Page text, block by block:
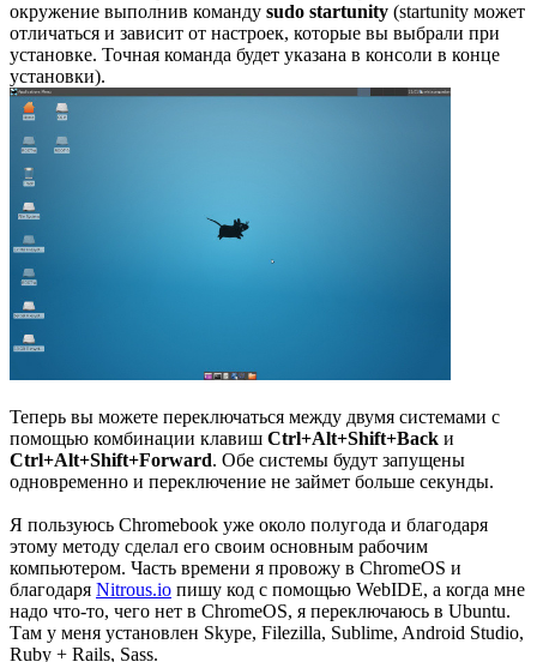
окружение выполнив команду sudo startunity (startunity может
отличаться и зависит от настроек, которые вы выбрали при
установке. Точная команда будет указана в консоли в конце
установки).
Теперь вы можете переключаться между двумя системами с
помощью комбинации клавиш Ctrl+Alt+Shift+Back и
Ctrl+Alt+Shift+Forward. Обе системы будут запущены
одновременно и переключение не займет больше секунды.
Я пользуюсь Chromebook уже около полугода и благодаря
этому методу сделал его своим основным рабочим
компьютером. Часть времени я провожу в ChromeOS и
благодаря Nitrous.io пишу код с помощью WebIDE, а когда мне
надо что-то, чего нет в ChromeOS, я переключаюсь в Ubuntu.
Там у меня установлен Skype, Filezilla, Sublime, Android Studio,
Ruby + Rails, Sass.